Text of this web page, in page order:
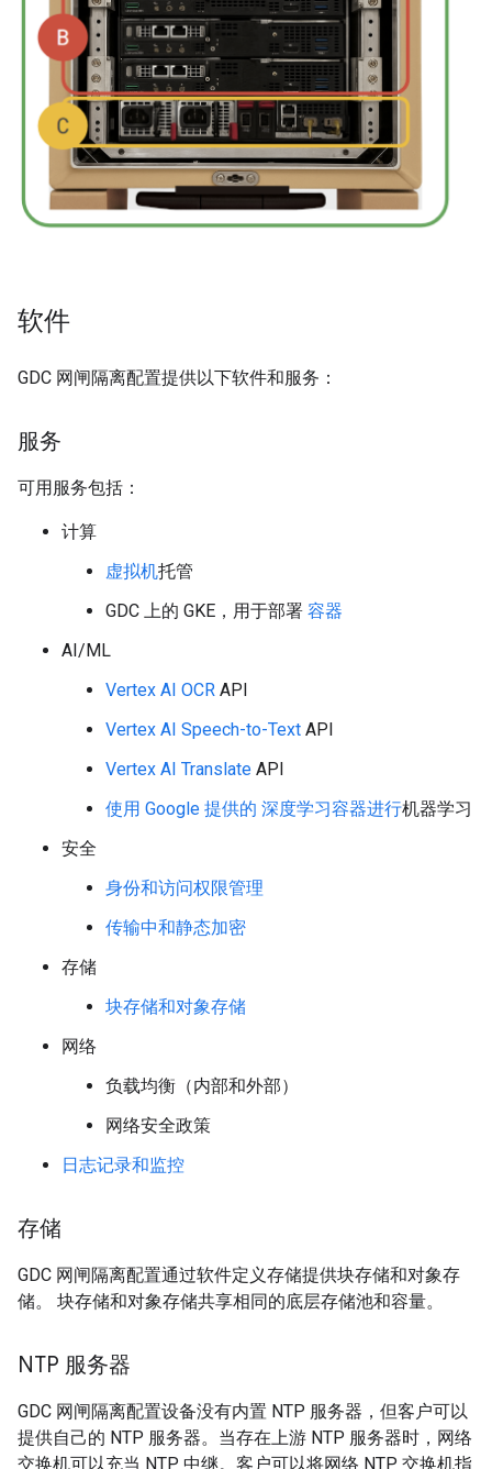
软件
GDC 网闸隔离配置提供以下软件和服务：
服务
可用服务包括：
计算
虚拟机托管
GDC 上的 GKE，用于部署 容器
AI/ML
Vertex AI OCR API
Vertex AI Speech-to-Text API
Vertex AI Translate API
使用 Google 提供的 深度学习容器进行机器学习
安全
身份和访问权限管理
传输中和静态加密
存储
块存储和对象存储
网络
负载均衡（内部和外部）
网络安全政策
日志记录和监控
存储
GDC 网闸隔离配置通过软件定义存储提供块存储和对象存
储。 块存储和对象存储共享相同的底层存储池和容量。
NTP 服务器
GDC 网闸隔离配置设备没有内置 NTP 服务器，但客户可以
提供自己的 NTP 服务器。当存在上游 NTP 服务器时，网络
交换机可以充当 NTP 中继。客户可以将网络 NTP 交换机指